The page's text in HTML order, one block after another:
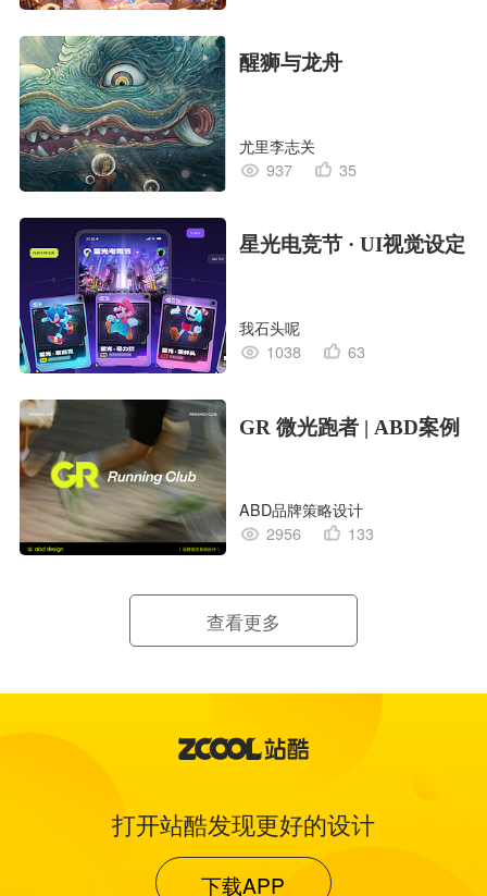
醒狮与龙舟
尤里李志关
937
35
星光电竞节 · UI视觉设定
我石头呢
1038
63
GR 微光跑者 | ABD案例
ABD品牌策略设计
2956
133
查看更多
打开站酷发现更好的设计
下载APP